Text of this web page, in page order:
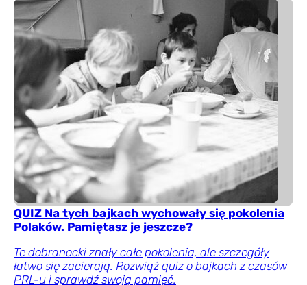
QUIZ Na tych bajkach wychowały się pokolenia
Polaków. Pamiętasz je jeszcze?
Te dobranocki znały całe pokolenia, ale szczegóły
łatwo się zacierają. Rozwiąż quiz o bajkach z czasów
PRL-u i sprawdź swoją pamięć.